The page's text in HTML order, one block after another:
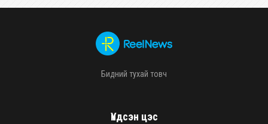
Бидний тухай товч
Үндсэн цэс